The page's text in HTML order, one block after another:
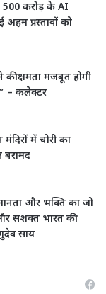
करोड़ के AI
प्रस्तावों को
क्षमता मजबूत होगी
– कलेक्टर
में चोरी का
बरामद
और भक्ति का जो
सशक्त भारत की
साय